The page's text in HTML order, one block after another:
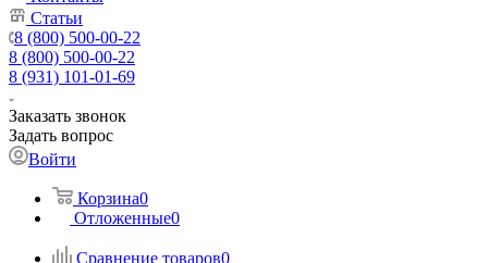
Статьи
8 (800) 500-00-22
8 (800) 500-00-22
8 (931) 101-01-69
Заказать звонок
Задать вопрос
Войти
Корзина0
Отложенные0
Сравнение товаров0